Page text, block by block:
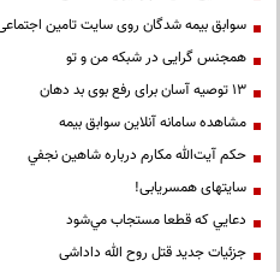
سوابق بیمه شدگان روی سایت تامین
همجنس گرایی در شبکه من و تو
13 توصیه آسان برای رفع بوی بد دهان
مشاهده سامانه آنلاين سوابق بیمه
حكم آيت‌الله مكارم درباره شاهين نجفي
سایتهای همسریابی!
دعايي كه قطعا مستجاب مي‌شود
جزئیات جدید قتل روح الله داداشی